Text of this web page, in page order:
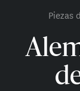
Piezas